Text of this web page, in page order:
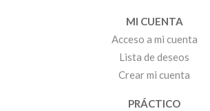
MI CUENTA
Acceso a mi cuenta
Lista de deseos
Crear mi cuenta
PRÁCTICO